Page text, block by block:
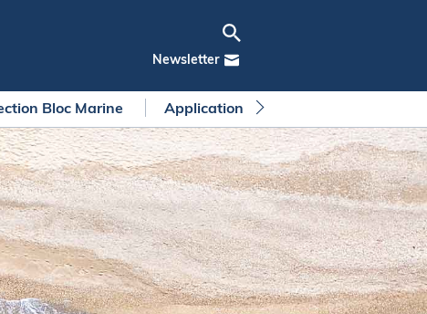
Newsletter
Bloc Marine Application Bloc Marine